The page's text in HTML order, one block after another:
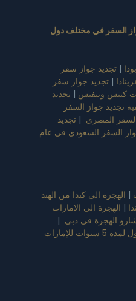
السفر في مختلف دول
| تجديد جواز سفر
| تجديد جواز سفر
كيتس ونيفيس | تجديد
تجديد جواز السفر
المصري | تجديد
السفر السعودي في عام
| الهجرة الى كندا من الهند
| الهجرة الى الامارات
الهجرة في دبي |
تأشيرة سياحية متعددة الدخول لمدة 5 سنوات للإمارات